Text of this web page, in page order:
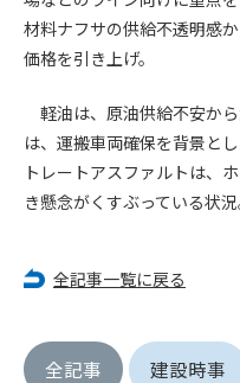
材料ナフサの供給不透明感
価格を引き上げ。
軽油は、原油供給不安か
は、運搬車両確保を背景と
トレートアスファルトは、
き懸念がくすぶっている状況
全記事一覧に戻る
全記事 建設時事
第4条（会員の定義と登録）
1. 管理者は前条により審査
員としての権限を承認し
(1) 会員申し込みをした者
(2) 本規約に違反した場合/
(3) 会員申し込みの際、申告
(5) その他管理者が会員と
ます。